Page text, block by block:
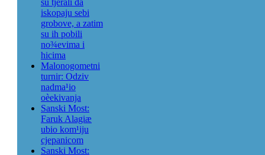
su tjerali da
iskopaju sebi
grobove, a zatim
su ih pobili
no¾evima i
hicima
Malonogometni
turnir: Odziv
nadma¹io
oèekivanja
Sanski Most:
Faruk Alagiæ
ubio kom¹iju
cjepanicom
Sanski Most: